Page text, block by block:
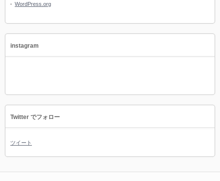
WordPress.org
instagram
Twitter でフォロー
ツイート